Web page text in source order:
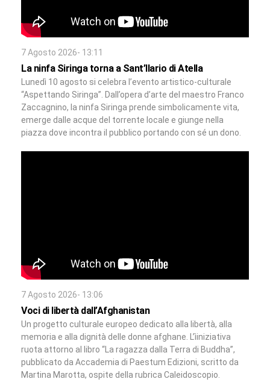
7 Agosto 2026- 13:11
La ninfa Siringa torna a Sant’Ilario di Atella
Lunedì 10 agosto si celebra l’evento artistico-culturale
“Aspettando Siringa”. Dall’opera d’arte del maestro Franco
Zaccagnino, la ninfa Siringa prende simbolicamente vita,
emerge dalle acque del torrente locale e giunge nella
piazza dove incontra il pubblico portando con sé un dono.
7 Agosto 2026- 13:06
Voci di libertà dall’Afghanistan
Un progetto culturale europeo dedicato alla libertà, alla
memoria e alla dignità delle donne afghane. L’ìiniziativa
ruota attorno al libro “La ragazza dalla Terra di Buddha”,
pubblicato da Accademia di Paestum Edizioni, scritto da
Martina Marotta, ospite della rubrica Caleidoscopio.